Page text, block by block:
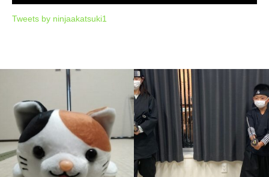
Tweets by ninjaakatsuki1